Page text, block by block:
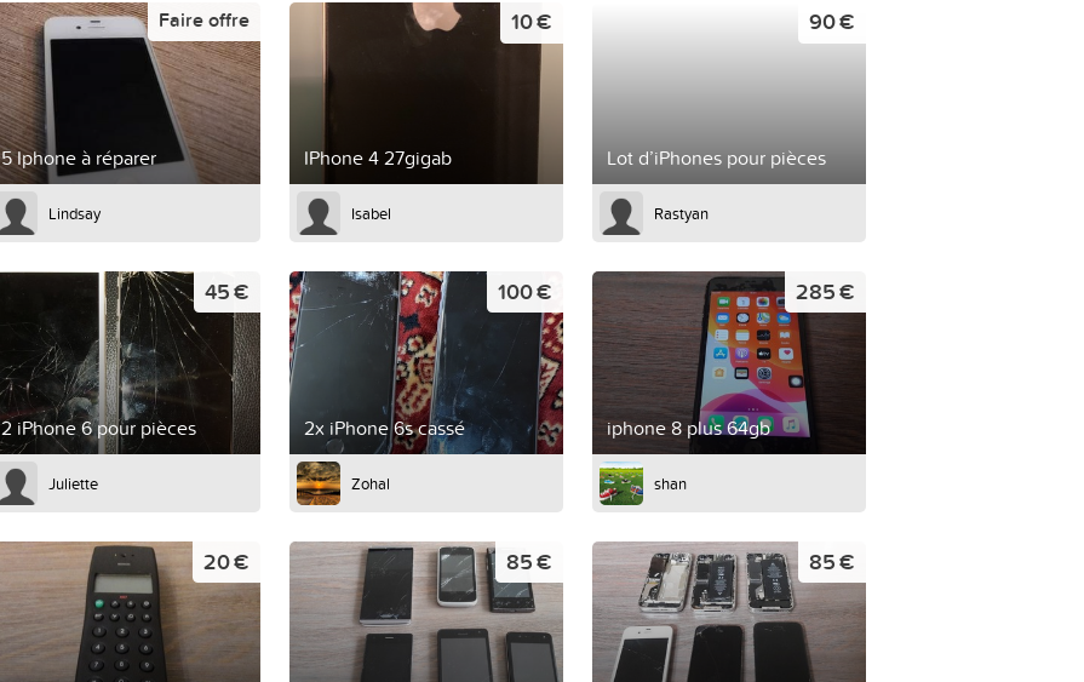
5 Iphone à réparer
Faire offre
Lindsay
IPhone 4 27gigab
10 €
Isabel
Lot d’iPhones pour pièces
90 €
Rastyan
2 iPhone 6 pour pièces
45 €
Juliette
2x iPhone 6s cassé
100 €
Zohal
iphone 8 plus 64gb
285 €
shan
20 € 85 € 85 €